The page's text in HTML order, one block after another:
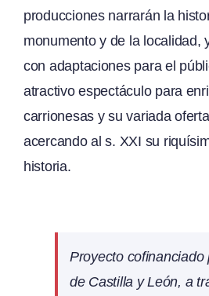
producciones narrarán la
monumento y de la localidad,
con adaptaciones para el
atractivo espectáculo para
carrionesas y su variada
acercando al s. XXI su
historia.
Proyecto cofinanciado
de Castilla y León, a